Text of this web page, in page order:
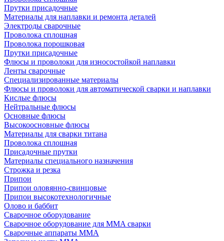
Прутки присадочные
Материалы для наплавки и ремонта деталей
Электроды сварочные
Проволока сплошная
Проволока порошковая
Прутки присадочные
Флюсы и проволоки для износостойкой наплавки
Ленты сварочные
Специализированные материалы
Флюсы и проволоки для автоматической сварки и наплавки
Кислые флюсы
Нейтральные флюсы
Основные флюсы
Высокоосновные флюсы
Материалы для сварки титана
Проволока сплошная
Присадочные прутки
Материалы специального назначения
Строжка и резка
Припои
Припои оловянно-свинцовые
Припои высокотехнологичные
Олово и баббит
Сварочное оборудование
Сварочное оборудование для MMA сварки
Сварочные аппараты MMA